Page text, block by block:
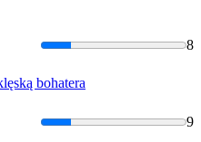
8
bohatera
9